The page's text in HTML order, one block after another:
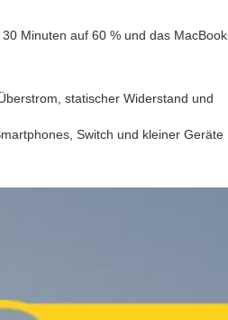
Minuten auf 60 % und das MacBook
statischer Widerstand und
Switch und kleiner Geräte